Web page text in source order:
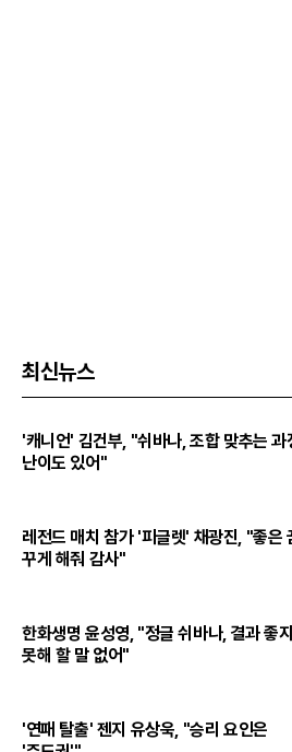
최신뉴스
'캐니언' 김건부, "쉬바나, 조합 맞추는 과
난이도 있어"
레전드 매치 참가 '피글렛' 채광진, "좋은
꾸게 해줘 감사"
한화생명 윤성영, "정글 쉬바나, 결과 좋지
못해 할 말 없어"
'연패 탈출' 젠지 유상욱, "승리 요인은